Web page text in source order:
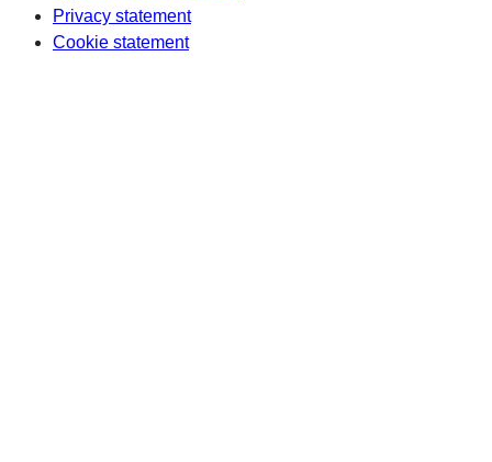
Privacy statement
Cookie statement